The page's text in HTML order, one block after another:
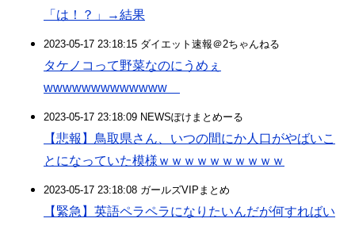
「は！？」→結果
2023-05-17 23:18:15 ダイエット速報＠2ちゃんねる
タケノコって野菜なのにうめぇ
wwwwwwwwwwwww
2023-05-17 23:18:09 NEWSぽけまとめーる
【悲報】鳥取県さん、いつの間にか人口がやばいこ
とになっていた模様ｗｗｗｗｗｗｗｗｗｗ
2023-05-17 23:18:08 ガールズVIPまとめ
【緊急】英語ペラペラになりたいんだが何すればい